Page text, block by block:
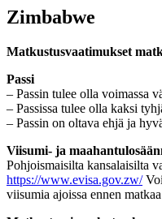
Zimbabwe
Matkustusvaatimukset
Passi
– Passin tulee olla voimassa
– Passissa tulee olla kaksi
– Passin on oltava ehjä ja
Viisumi- ja
Pohjoismaisilta kansalaisilta
https://www.evisa.gov.zw/
viisumia ajoissa ennen